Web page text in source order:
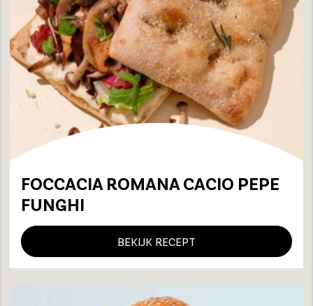
FOCCACIA ROMANA CACIO PEPE
FUNGHI
BEKIJK RECEPT